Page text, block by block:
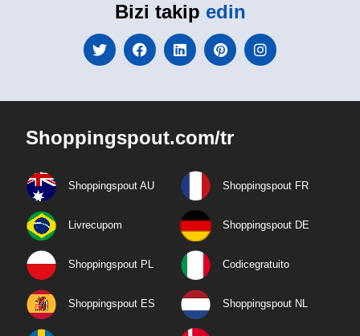
Bizi takip edin
Shoppingspout.com/tr
Shoppingspout AU Shoppingspout FR
Livrecupom Shoppingspout DE
Shoppingspout PL Codicegratuito
Shoppingspout ES Shoppingspout NL